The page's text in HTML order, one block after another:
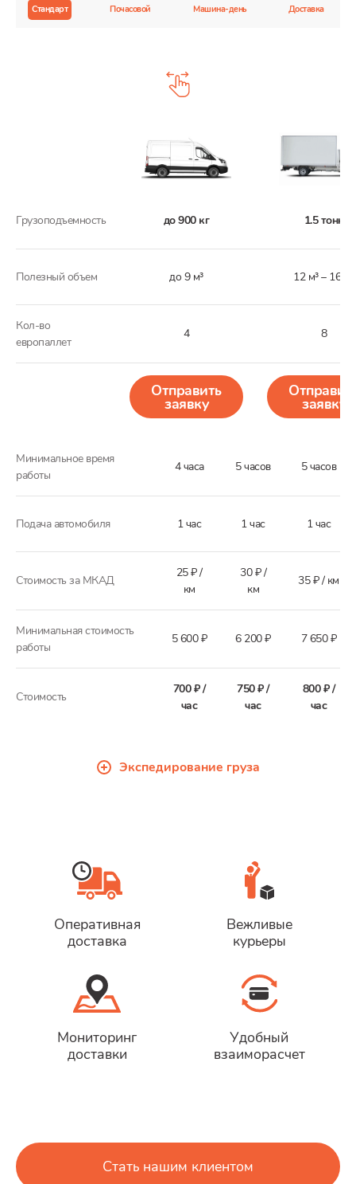
Стандарт Почасовой Машина-день Доставка
Грузоподъемность до 900 кг 1.5 тонн
Полезный объем до 9 м³ 12 м³ – 16 м³
Кол-во
европаллет
4 8
Отправить
заявку заявку
Минимальное время
работы
4 часа 5 часов 5 часов
Подача автомобиля 1 час 1 час 1 час
Стоимость за МКАД
25 ₽ /
км
30 ₽ /
км
35 ₽ / км
Минимальная стоимость
работы
5 600 ₽ 6 200 ₽ 7 650 ₽
Стоимость
700 ₽ /
час
750 ₽ /
час
800 ₽ /
час
Экспедирование груза
Оперативная
доставка
Вежливые
курьеры
Мониторинг
доставки
Удобный
взаиморасчет
Стать нашим клиентом